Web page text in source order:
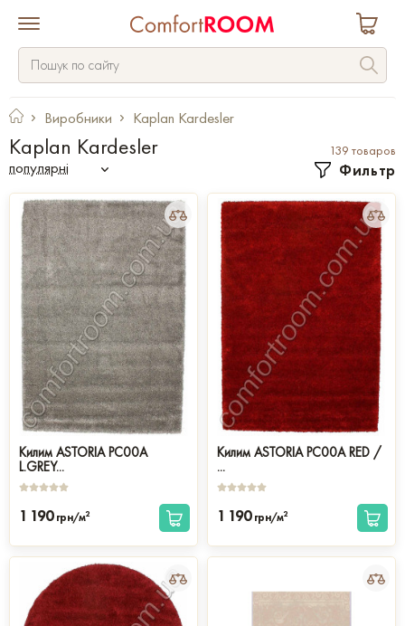
Виробники Kaplan Kardesler
Kaplan Kardesler 139 товаров
популярні Фильтр
Килим ASTORIA PC00A
L.GREY...
1 190 грн/м2
Килим ASTORIA PC00A RED /
...
1 190 грн/м2